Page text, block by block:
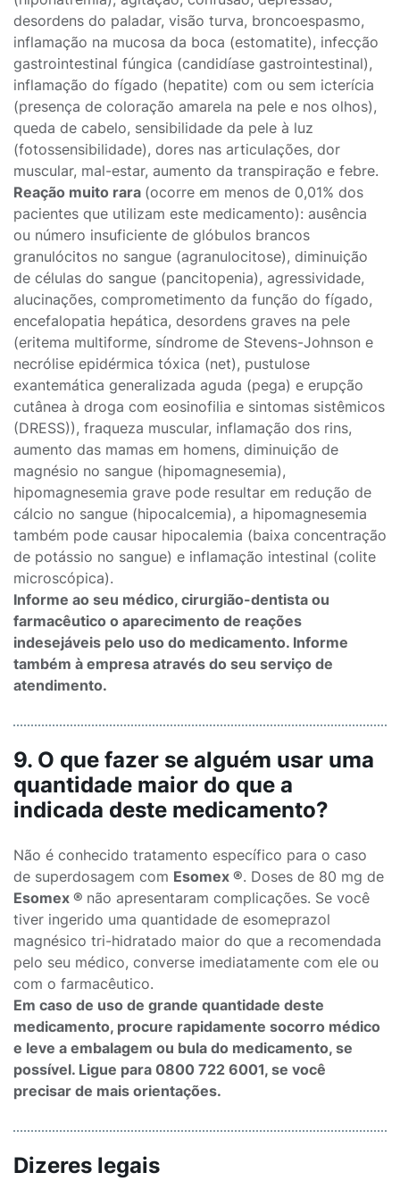
desordens do paladar, visão turva, broncoespasmo,
inflamação na mucosa da boca (estomatite), infecção
gastrointestinal fúngica (candidíase gastrointestinal),
inflamação do fígado (hepatite) com ou sem icterícia
(presença de coloração amarela na pele e nos olhos),
queda de cabelo, sensibilidade da pele à luz
(fotossensibilidade), dores nas articulações, dor
muscular, mal-estar, aumento da transpiração e febre.
Reação muito rara (ocorre em menos de 0,01% dos
pacientes que utilizam este medicamento): ausência
ou número insuficiente de glóbulos brancos
granulócitos no sangue (agranulocitose), diminuição
de células do sangue (pancitopenia), agressividade,
alucinações, comprometimento da função do fígado,
encefalopatia hepática, desordens graves na pele
(eritema multiforme, síndrome de Stevens-Johnson e
necrólise epidérmica tóxica (net), pustulose
exantemática generalizada aguda (pega) e erupção
cutânea à droga com eosinofilia e sintomas sistêmicos
(DRESS)), fraqueza muscular, inflamação dos rins,
aumento das mamas em homens, diminuição de
magnésio no sangue (hipomagnesemia),
hipomagnesemia grave pode resultar em redução de
cálcio no sangue (hipocalcemia), a hipomagnesemia
também pode causar hipocalemia (baixa concentração
de potássio no sangue) e inflamação intestinal (colite
microscópica).
Informe ao seu médico, cirurgião-dentista ou
farmacêutico o aparecimento de reações
indesejáveis pelo uso do medicamento. Informe
também à empresa através do seu serviço de
atendimento.
9. O que fazer se alguém usar uma
quantidade maior do que a
indicada deste medicamento?
Não é conhecido tratamento específico para o caso
de superdosagem com Esomex ®. Doses de 80 mg de
Esomex ® não apresentaram complicações. Se você
tiver ingerido uma quantidade de esomeprazol
magnésico tri-hidratado maior do que a recomendada
pelo seu médico, converse imediatamente com ele ou
com o farmacêutico.
Em caso de uso de grande quantidade deste
medicamento, procure rapidamente socorro médico
e leve a embalagem ou bula do medicamento, se
possível. Ligue para 0800 722 6001, se você
precisar de mais orientações.
Dizeres legais